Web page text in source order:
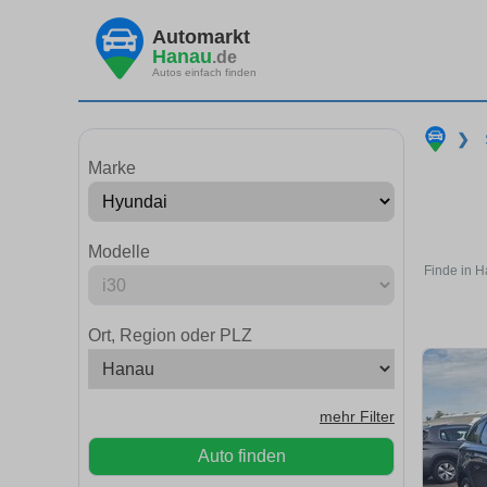
Automarkt
Hanau.de
Autos einfach finden
Marke
Modelle
Ort, Region oder PLZ
mehr Filter
Auto finden
❯
Finde in